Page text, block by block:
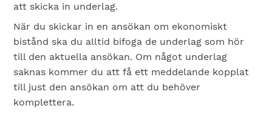
att skicka in underlag.
När du skickar in en ansökan om ekonomiskt
bistånd ska du alltid bifoga de underlag som hör
till den aktuella ansökan. Om något underlag
saknas kommer du att få ett meddelande kopplat
till just den ansökan om att du behöver
komplettera.